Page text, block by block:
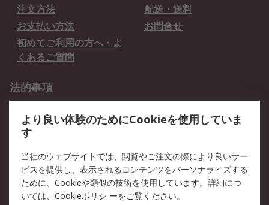
注文方法
配送・送料
お支払い方法
お問合せ
初めてご利用の方へ・よ
くあるご質問
法的事項
クッキーポリシー
RSについて
会社概要
採用情報
プレスリリース＆お知ら
コーポレートサイト
より良い体験のためにCookieを使用していま
す
当社のウェブサイトでは、閲覧やご注文の際により良いサー
ビスを提供し、表示されるコンテンツをパーソナライズする
ために、Cookieや類似の技術を使用しています。詳細につ
いては、 Cookieポリシ ーをご覧ください。